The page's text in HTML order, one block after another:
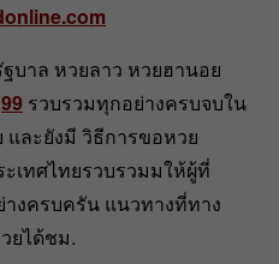
บาล หวยลาว หวยฮานอย
รวบรวมทุกอย่างครบจบใน
และยังมี วิธีการขอหวย
เทศไทยรวบรวมมให้ผู้ที่
งครบครัน แนวทางที่ทาง
ยได้ชม.